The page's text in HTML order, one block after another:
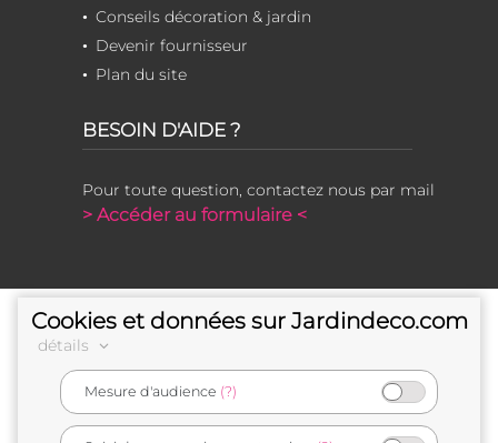
Conseils décoration & jardin
Devenir fournisseur
Plan du site
BESOIN D'AIDE ?
Pour toute question, contactez nous par mail
> Accéder au formulaire <
Cookies et données sur Jardindeco.com
détails
Mesure d'audience (?)